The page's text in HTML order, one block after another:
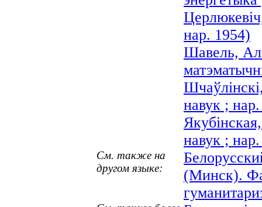
нар. 1954)
Шавель,
навук ;
навук ;
См. также на
другом языке:
(Минск).